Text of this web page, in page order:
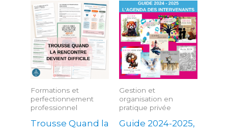
Formations et
perfectionnement
professionnel
Trousse Quand la
Gestion et
organisation en
pratique privée
Guide 2024-2025,
Plage
de
prix :
16.99$
à
59.99$
Les